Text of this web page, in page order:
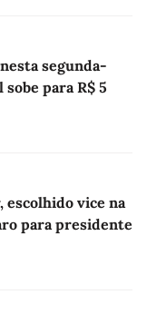
segunda-
para R$ 5
escolhido vice na
para presidente